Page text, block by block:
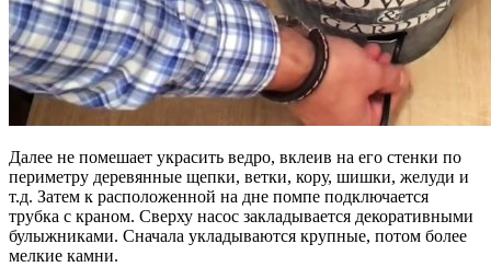
Далее не помешает украсить ведро, вклеив на его стенки по
периметру деревянные щепки, ветки, кору, шишки, желуди и
т.д. Затем к расположенной на дне помпе подключается
трубка с краном. Сверху насос закладывается декоративными
булыжниками. Сначала укладываются крупные, потом более
мелкие камни.